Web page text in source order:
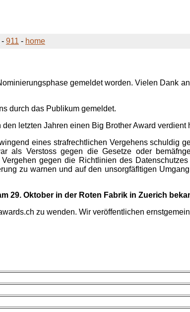
- 911 - home
gemeldet worden. Vielen Dank
durch das Publikum gemeldet.
letzten Jahren einen Big Brother Award verdient
eines strafrechtlichen Vergehens schuldig
als Verstoss gegen die Gesetze oder
gegen die Richtlinien des
zu warnen und auf den unsorgfäfltigen
29. Oktober in der Roten Fabrik in Zuerich
zu wenden. Wir veröffentlichen